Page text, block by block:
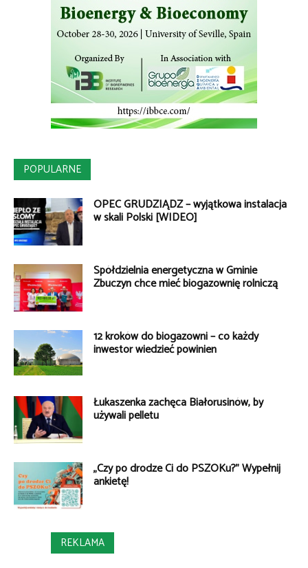
POPULARNE
OPEC GRUDZIĄDZ – wyjątkowa instalacja
w skali Polski [WIDEO]
Spółdzielnia energetyczna w Gminie
Zbuczyn chce mieć biogazownię rolniczą
12 kroków do biogazowni – co każdy
inwestor wiedzieć powinien
Łukaszenka zachęca Białorusinów, by
używali pelletu
„Czy po drodze Ci do PSZOKu?” Wypełnij
ankietę!
REKLAMA